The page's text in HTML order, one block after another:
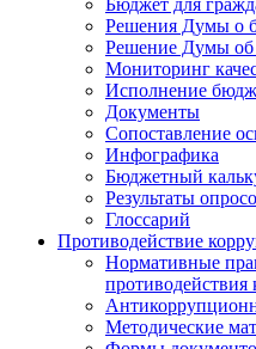
Бюджет для
Решения Думы о
Решение Думы об
Мониторинг
Исполнение
Документы
Сопоставление
Инфографика
Бюджетный
Результаты
Глоссарий
Противодействие
Нормативные
противодействия
Методические